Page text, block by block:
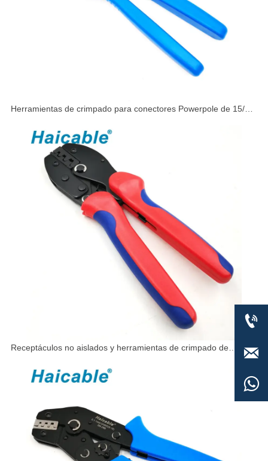
Herramientas de crimpado para conectores Powerpole de 15/30
Receptáculos no aislados y herramientas de crimpado de


